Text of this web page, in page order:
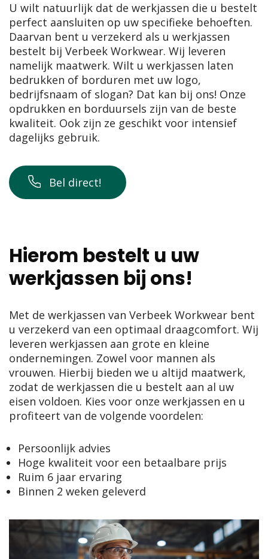
U wilt natuurlijk dat de werkjassen die u bestelt
perfect aansluiten op uw specifieke behoeften.
Daarvan bent u verzekerd als u werkjassen
bestelt bij Verbeek Workwear. Wij leveren
namelijk maatwerk. Wilt u werkjassen laten
bedrukken of borduren met uw logo,
bedrijfsnaam of slogan? Dat kan bij ons! Onze
opdrukken en borduursels zijn van de beste
kwaliteit. Ook zijn ze geschikt voor intensief
dagelijks gebruik.
Bel direct!
Hierom bestelt u uw
werkjassen bij ons!
Met de werkjassen van Verbeek Workwear bent
u verzekerd van een optimaal draagcomfort. Wij
leveren werkjassen aan grote en kleine
ondernemingen. Zowel voor mannen als
vrouwen. Hierbij bieden we u altijd maatwerk,
zodat de werkjassen die u bestelt aan al uw
eisen voldoen. Kies voor onze werkjassen en u
profiteert van de volgende voordelen:
Persoonlijk advies
Hoge kwaliteit voor een betaalbare prijs
Ruim 6 jaar ervaring
Binnen 2 weken geleverd